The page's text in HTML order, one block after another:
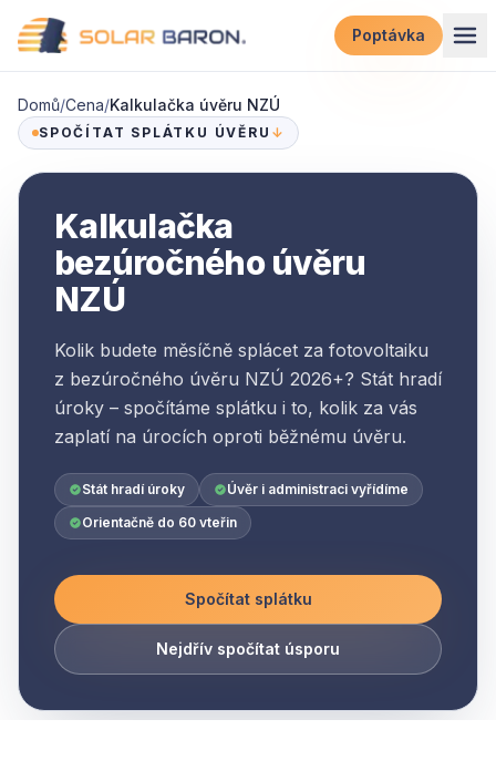
Přeskočit na obsah
Poptávka
Domů/Cena/Kalkulačka úvěru NZÚ
SPOČÍTAT SPLÁTKU ÚVĚRU ↓
Kalkulačka
bezúročného úvěru
NZÚ
Kolik budete měsíčně splácet za fotovoltaiku
z bezúročného úvěru NZÚ 2026+? Stát hradí
úroky – spočítáme splátku i to, kolik za vás
zaplatí na úrocích oproti běžnému úvěru.
Stát hradí úroky
Úvěr i administraci vyřídíme
Orientačně do 60 vteřin
Spočítat splátku
Nejdřív spočítat úsporu